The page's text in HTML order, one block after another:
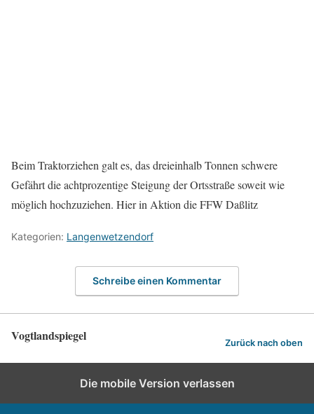
Beim Traktorziehen galt es, das dreieinhalb Tonnen schwere
Gefährt die achtprozentige Steigung der Ortsstraße soweit wie
möglich hochzuziehen. Hier in Aktion die FFW Daßlitz
Kategorien: Langenwetzendorf
Schreibe einen Kommentar
Vogtlandspiegel Zurück nach oben
Die mobile Version verlassen